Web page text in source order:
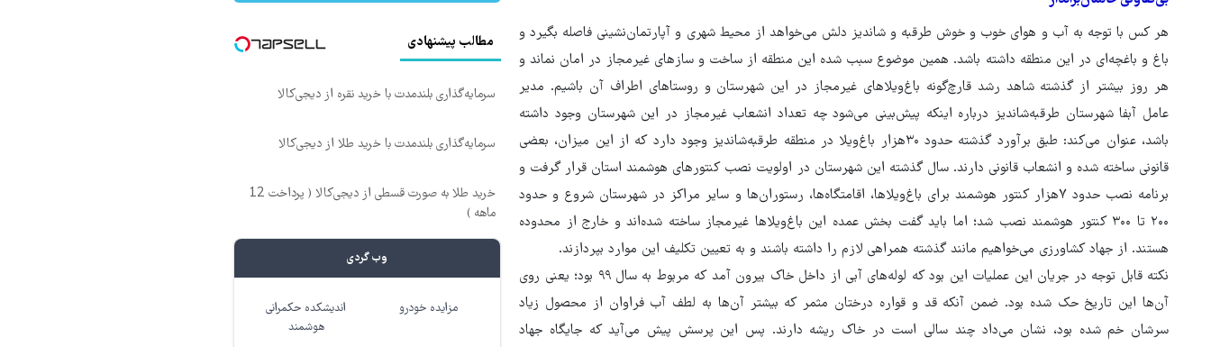
هر کس با توجه به آب و هوای خوب و خوش طرقبه و شاندیز دلش می‌خواهد از محیط شهری و آپارتمان‌نشینی فاصله بگیرد و
باغ و باغچه‌ای در این منطقه داشته باشد. همین موضوع سبب شده این منطقه از ساخت و سازهای غیرمجاز در امان نماند و
هر روز بیشتر از گذشته شاهد رشد قارچ‌گونه باغ‌ویلاهای غیرمجاز در این شهرستان و روستاهای اطراف آن باشیم. مدیر
عامل آبفا شهرستان طرقبه‌شاندیز درباره اینکه پیش‌بینی می‌شود چه تعداد انشعاب غیرمجاز در این شهرستان وجود داشته
باشد، عنوان می‌کند: طبق برآورد گذشته حدود ۳۰هزار باغ‌ویلا در منطقه طرقبه‌شاندیز وجود دارد که از این میزان، بعضی
قانونی ساخته شده و انشعاب قانونی دارند. سال گذشته این شهرستان در اولویت نصب کنتورهای هوشمند استان قرار گرفت و
برنامه نصب حدود ۷هزار کنتور هوشمند برای باغ‌ویلاها، اقامتگاه‌ها، رستوران‌ها و سایر مراکز در شهرستان شروع و حدود
۲۰۰ تا ۳۰۰ کنتور هوشمند نصب شد؛ اما باید گفت بخش عمده این باغ‌ویلاها غیرمجاز ساخته شده‌اند و خارج از محدوده
هستند. از جهاد کشاورزی می‌خواهیم مانند گذشته همراهی لازم را داشته باشند و به تعیین تکلیف این موارد بپردازند.
نکته قابل توجه در جریان این عملیات این بود که لوله‌های آبی از داخل خاک بیرون آمد که مربوط به سال ۹۹ بود؛ یعنی روی
آن‌ها این تاریخ حک شده بود. ضمن آنکه قد و قواره درختان مثمر که بیشتر آن‌ها به لطف آب فراوان از محصول زیاد
سرشان خم شده بود، نشان می‌داد چند سالی است در خاک ریشه دارند. پس این پرسش پیش می‌آید که جایگاه جهاد
مطالب پیشنهادی
سرمایه‌گذاری بلندمدت با خرید نقره از دیجی‌کالا
سرمایه‌گذاری بلندمدت با خرید طلا از دیجی‌کالا
خرید طلا به صورت قسطی از دیجی‌کالا ( پرداخت 12
ماهه )
وب گردی
مزایده خودرو
اندیشکده حکمرانی
هوشمند